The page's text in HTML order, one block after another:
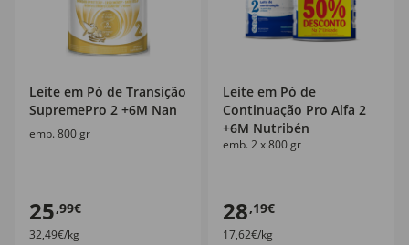
Leite em Pó de Transição
SupremePro 2 +6M Nan
emb. 800 gr
25,99€
32,49€/kg
Leite em Pó de
Continuação Pro Alfa 2
+6M Nutribén
emb. 2 x 800 gr
28,19€
17,62€/kg